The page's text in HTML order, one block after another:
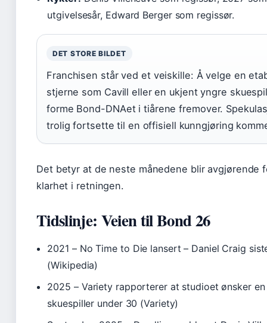
utgivelsesår, Edward Berger som regissør.
DET STORE BILDET
Franchisen står ved et veiskille: Å velge en
stjerne som Cavill eller en ukjent yngre
forme Bond-DNAet i tiårene fremover.
trolig fortsette til en offisiell kunngjøring
Det betyr at de neste månedene blir avgjørende
klarhet i retningen.
Tidslinje: Veien til Bond 26
2021 – No Time to Die lansert – Daniel Craig
(Wikipedia)
2025 – Variety rapporterer at studioet ønsker
skuespiller under 30 (Variety)